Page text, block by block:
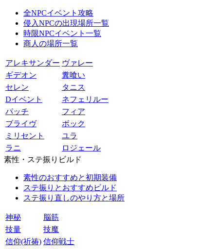
全NPCイベント攻略
侵入NPCの出現場所一覧
時限NPCイベント一覧
商人の場所一覧
アレキサンダー ヴァレー
ギデオン
糞喰い
セレン
タニス
Dイベント
ネフェリルー
パッチ
フィア
ブライヴ
ボック
ミリセント
ユラ
ラニ
ロジェール
素性・ステ振りビルド
素性のおすすめと初期装備
ステ振りとおすすめビルド
ステ振り直しのやり方と場所
神秘
脳筋
技量
技魔
信仰(祈祷) 信仰戦士